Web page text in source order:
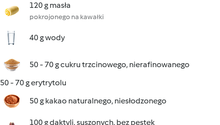
120 g masła
pokrojonego na kawałki
40 g wody
50 - 70 g cukru trzcinowego, nierafinowanego
50 - 70 g erytrytolu
50 g kakao naturalnego, niesłodzonego
100 g daktyli, suszonych, bez pestek